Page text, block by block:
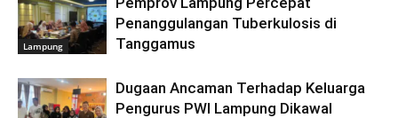
Lampung
Penanggulangan Tuberkulosis di
Tanggamus
Dugaan Ancaman Terhadap Keluarga
Pengurus PWI Lampung Dikawal